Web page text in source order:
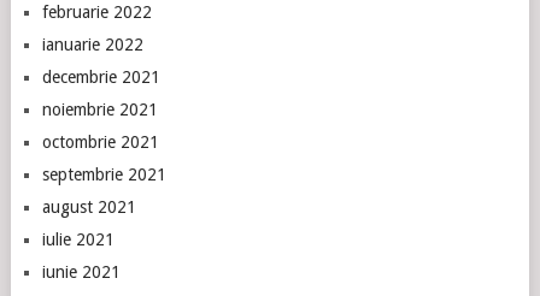
februarie 2022
ianuarie 2022
decembrie 2021
noiembrie 2021
octombrie 2021
septembrie 2021
august 2021
iulie 2021
iunie 2021